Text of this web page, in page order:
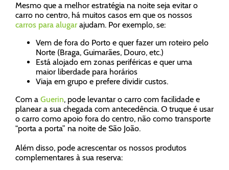
Mesmo que a melhor estratégia na noite seja evitar o
carro no centro, há muitos casos em que os nossos
carros para alugar ajudam. Por exemplo, se:
Vem de fora do Porto e quer fazer um roteiro pelo
Norte (Braga, Guimarães, Douro, etc.)
Está alojado em zonas periféricas e quer uma
maior liberdade para horários
Viaja em grupo e prefere dividir custos.
Com a Guerin, pode levantar o carro com facilidade e
planear a sua chegada com antecedência. O truque é usar
o carro como apoio fora do centro, não como transporte
"porta a porta” na noite de São João.
Além disso, pode acrescentar os nossos produtos
complementares à sua reserva: